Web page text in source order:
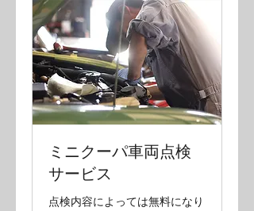
ミニクーパ車両点検
サービス
点検内容によっては無料になり